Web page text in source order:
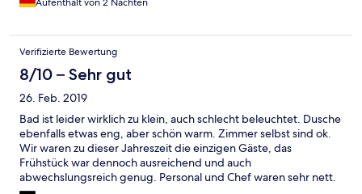
Aufenthalt von 2 Nächten
Verifizierte Bewertung
8/10 – Sehr gut
26. Feb. 2019
Bad ist leider wirklich zu klein, auch schlecht beleuchtet. Dusche
ebenfalls etwas eng, aber schön warm. Zimmer selbst sind ok.
Wir waren zu dieser Jahreszeit die einzigen Gäste, das
Frühstück war dennoch ausreichend und auch
abwechslungsreich genug. Personal und Chef waren sehr nett.